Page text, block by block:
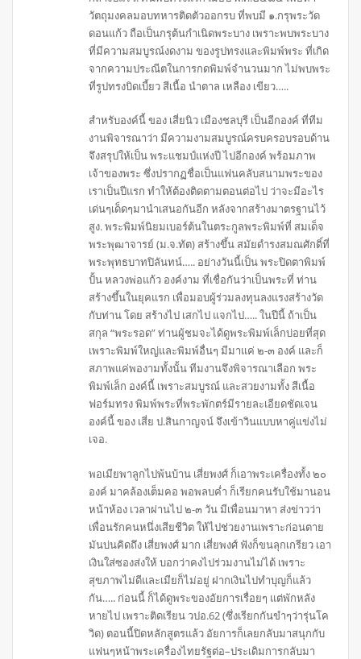
วัตถุมงคลมอบทหารติดตัวออกรบ ที่พบมี ๑.กรุพระวัด
ดอนแก้ว ถือเป็นกรุต้นกำเนิดพระบาง เพราะพบพระบาง
ที่มีความสมบูรณ์งดงาม ของรูปทรงและพิมพ์พระ ที่เกิด
จากความประณีตในการกดพิมพ์จำนวนมาก ไม่พบพระ
ที่รูปทรงบิดเบี้ยว สีเนื้อ นำตาล เหลือง เขียว…..
สำหรับองค์นี้ ของ เสี่ยนิว เมืองชลบุรี เป็นอีกองค์ ที่ทีม
งานพิจารณาว่า มีความงามสมบูรณ์ครบครอบรอบด้าน
จึงสรุปให้เป็น พระแชมป์แห่งปี ไปอีกองค์ พร้อมภาพ
เจ้าของพระ ซึ่งปรากฏชื่อเป็นแฟนคลับสนามพระของ
เราเป็นปีแรก ทำให้ต้องติดตามตอนต่อไป ว่าจะมีอะไร
เด่นๆเด็ดๆมานำเสนอกันอีก หลังจากสร้างมาตรฐานไว้
สูง. พระพิมพ์นิยมเบอร์ต้นในตระกูลพระพิมพ์ที่ สมเด็จ
พระพุฒาจารย์ (ม.จ.ทัต) สร้างขึ้น สมัยดำรงสมณศักดิ์ที่
พระพุทธบาทปิลันทน์….. อย่างวันนี้เป็น พระปิดตาพิมพ์
ปั้น หลวงพ่อแก้ว องค์งาม ที่เชื่อกันว่าเป็นพระที่ ท่าน
สร้างขึ้นในยุคแรก เพื่อมอบผู้ร่วมลงทุนลงแรงสร้างวัด
กับท่าน โดย สร้างไป เสกไป แจกไป….. ในปีนี้ ถ้าเป็น
สกุล “พระรอด” ท่านผู้ชมจะได้ดูพระพิมพ์เล็กบ่อยที่สุด
เพราะพิมพ์ใหญ่และพิมพ์อื่นๆ มีมาแค่ ๒-๓ องค์ และก็
สภาพแค่พองามทั้งนั้น ทีมงานจึงพิจารณาเลือก พระ
พิมพ์เล็ก องค์นี้ เพราะสมบูรณ์ และสวยงามทั้ง สีเนื้อ
ฟอร์มทรง พิมพ์พระที่พระพักตร์มีรายละเอียดชัดเจน
องค์นี้ ของ เสี่ย ป.สินกาญจน์ จึงเข้าวินแบบหาคู่แข่งไม่
เจอ.
พอเมียพาลูกไปพ้นบ้าน เสี่ยพงศ์ ก็เอาพระเครื่องทั้ง ๒๐
องค์ มาคล้องเต็มคอ พอพลบค่ำ ก็เรียกคนรับใช้มานอน
หน้าห้อง เวลาผ่านไป ๒-๓ วัน มีเพื่อนมาหา ส่งข่าวว่า
เพื่อนรักคนหนึ่งเสียชีวิต ให้ไปช่วยงานเพราะก่อนตาย
มันบ่นคิดถึง เสี่ยพงศ์ มาก เสี่ยพงศ์ ฟังก็ขนลุกเกรียว เอา
เงินใส่ซองส่งให้ บอกว่าคงไปร่วมงานไม่ได้ เพราะ
สุขภาพไม่ดีและเมียก็ไม่อยู่ ฝากเงินไปทำบุญก็แล้ว
กัน….. ก่อนนี้ ก็ได้ดูพระของอัยการเรื่อยๆ แต่พักหลัง
หายไป เพราะติดเรียน วปอ.62 (ซึ่งเรียกกันขำๆว่ารุ่นโค
วิด) ตอนนี้ปิดหลักสูตรแล้ว อัยการก็เลยกลับมาสนุกกับ
แฟนๆหน้าพระเครื่องไทยรัฐต่อ–ประเดิมการกลับมา